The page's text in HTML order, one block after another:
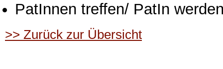
PatInnen treffen/ PatIn
>> Zurück zur Übersicht